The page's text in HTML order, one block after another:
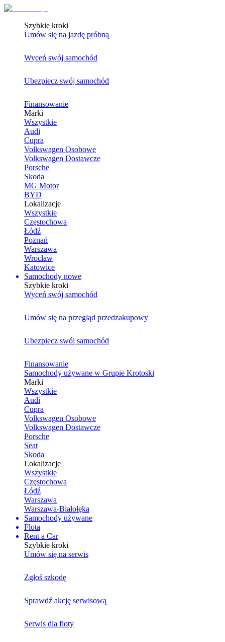
Szybkie kroki
Umów się na jazdę próbną
Wyceń swój samochód
Ubezpiecz swój samochód
Finansowanie
Marki
Wszystkie
Audi
Cupra
Volkswagen Osobowe
Volkswagen Dostawcze
Porsche
Skoda
MG Motor
BYD
Lokalizacje
Wszystkie
Częstochowa
Łódź
Poznań
Warszawa
Wrocław
Katowice
Samochody nowe
Szybkie kroki
Wyceń swój samochód
Umów się na przegląd przedzakupowy
Ubezpiecz swój samochód
Finansowanie
Samochody używane w Grupie Krotoski
Marki
Wszystkie
Audi
Cupra
Volkswagen Osobowe
Volkswagen Dostawcze
Porsche
Seat
Skoda
Lokalizacje
Wszystkie
Częstochowa
Łódź
Warszawa
Warszawa-Białołęka
Samochody używane
Flota
Rent a Car
Szybkie kroki
Umów się na serwis
Zgłoś szkodę
Sprawdź akcję serwisową
Serwis dla floty